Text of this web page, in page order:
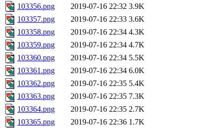
103356.png
2019-07-16 22:32 3.9K
103357.png
2019-07-16 22:33 3.6K
103358.png
2019-07-16 22:34 4.3K
103359.png
2019-07-16 22:34 4.7K
103360.png
2019-07-16 22:34 5.5K
103361.png
2019-07-16 22:34 6.0K
103362.png
2019-07-16 22:35 5.4K
103363.png
2019-07-16 22:35 7.3K
103364.png
2019-07-16 22:35 2.7K
103365.png
2019-07-16 22:36 1.7K